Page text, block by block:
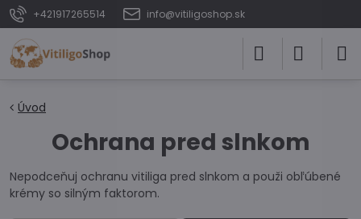
+421917265514 info@vitiligoshop.sk
Úvod
Ochrana pred slnkom
Nepodceňuj ochranu vitiliga pred slnkom a použi obľúbené
krémy so silným faktorom.